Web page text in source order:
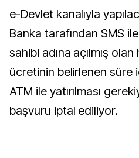
e-Devlet kanalıyla
Banka tarafından SMS
sahibi adına açılmış
ücretinin belirlenen süre
ATM ile yatırılması
başvuru iptal ediliyor.